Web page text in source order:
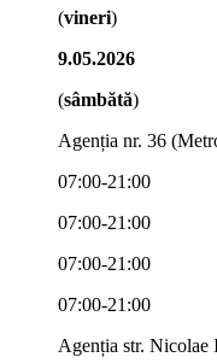
(vineri)
9.05.2026
(sâmbătă)
Agenția nr. 36
07:00-21:00
07:00-21:00
07:00-21:00
07:00-21:00
Agenția str. Nicolae